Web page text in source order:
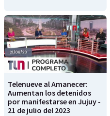
Telenueve al Amanecer:
Aumentan los detenidos
por manifestarse en Jujuy -
21 de julio del 2023